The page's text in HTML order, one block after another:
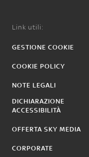
Link utili:
GESTIONE COOKIE
COOKIE POLICY
NOTE LEGALI
DICHIARAZIONE
ACCESSIBILITÀ
OFFERTA SKY MEDIA
CORPORATE